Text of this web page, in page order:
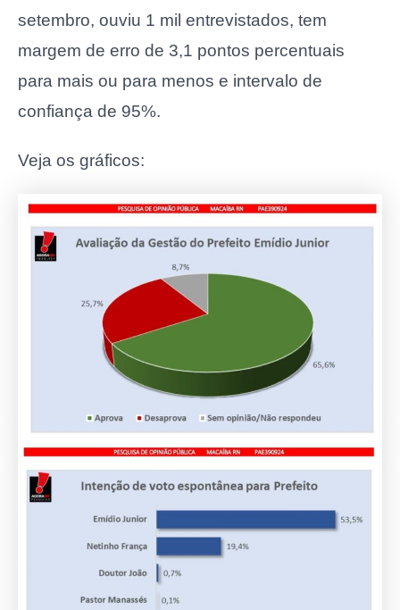
setembro, ouviu 1 mil entrevistados, tem
margem de erro de 3,1 pontos percentuais
para mais ou para menos e intervalo de
confiança de 95%.
Veja os gráficos: